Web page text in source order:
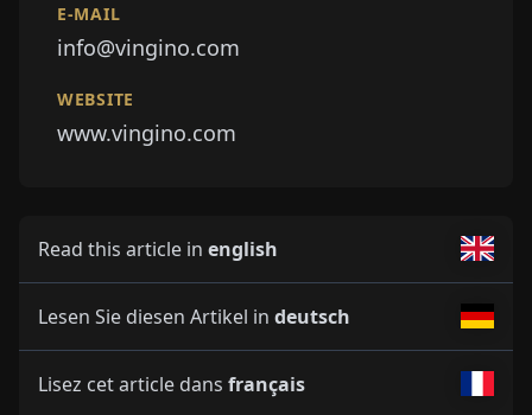
E-MAIL
info@vingino.com
WEBSITE
www.vingino.com
Read this article in english
Lesen Sie diesen Artikel in deutsch
Lisez cet article dans français